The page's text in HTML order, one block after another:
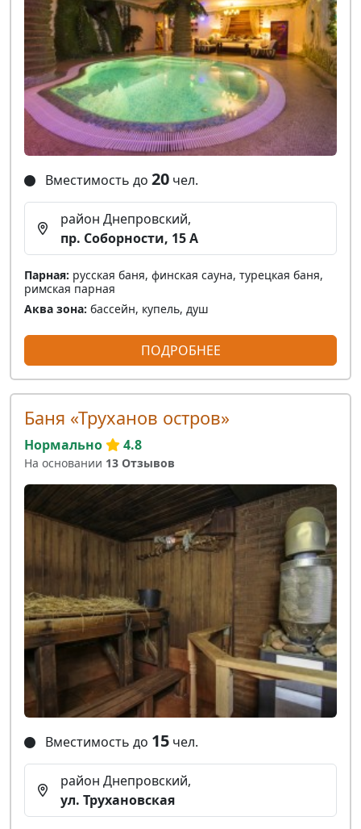
Вместимость до 20 чел.
район Днепровский,
пр. Соборности, 15 A
Парная: русская баня, финская сауна, турецкая баня,
римская парная
Аква зона: бассейн, купель, душ
ПОДРОБНЕЕ
Баня «Труханов остров»
Нормально 4.8
На основании 13 Отзывов
Вместимость до 15 чел.
район Днепровский,
ул. Трухановская